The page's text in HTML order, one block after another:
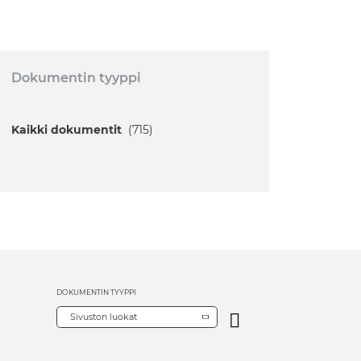
Dokumentin tyyppi
Kaikki dokumentit (715)
DOKUMENTIN TYYPPI
Sivuston luokat